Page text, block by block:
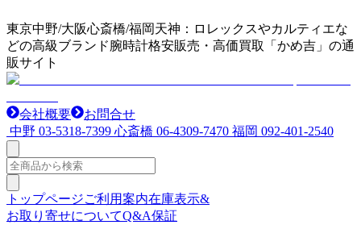
東京中野/大阪心斎橋/福岡天神：ロレックスやカルティエな
どの高級ブランド腕時計格安販売・高価買取「かめ吉」の通
販サイト
会社概要
お問合せ
中野 03-5318-7399 心斎橋 06-4309-7470 福岡 092-401-2540
トップページご利用案内在庫表示&
お取り寄せについてQ&A保証